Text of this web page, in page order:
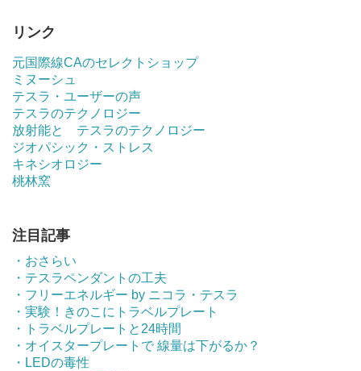
リンク
元国際線CAのセレクトショップ
ミヌーシュ
テスラ・ユーザーの声
テスラのテクノロジー
放射能と テスラのテクノロジー
ジオパシック・ストレス
キネシオロジー
桃林窯
注目記事
・おさらい
・テスラペンダントの工夫
・フリーエネルギー by ニコラ・テスラ
・実験！きのこにトラベルプレート
・トラベルプレートと24時間
・オイスタープレートで 線量は下がるか？
・LEDの毒性